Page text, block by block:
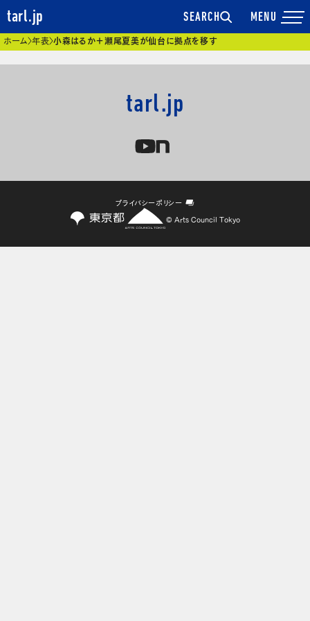
tarl.jp SEARCH
現在位置
ホーム 年表 小森はるか＋瀬尾夏美が仙台に拠点を移す
tarl.jp
プライバシーポリシー
© Arts Council Tokyo